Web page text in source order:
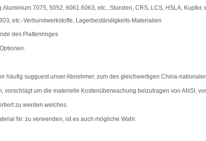
Aluminium 7075, 5052, 6061.6063, etc., Stunden, CRS, LCS, HSLA, Kupfer,
etc.-Verbundwerkstoffe, Lagerbeständigkeits-Materialien
des Plattenringes
häufig sugguest unser Abnehmer, zum des gleichwertigen China-
um die materielle Kostenüberwachung beizutragen von ANSI,
zu werden welches.
Nr. zu verwenden, ist es auch mögliche Wahl.